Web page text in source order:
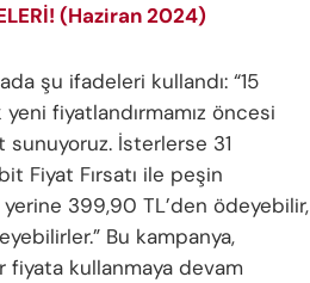
(Haziran 2024)
şu ifadeleri kullandı: “15
fiyatlandırmamız öncesi
sunuyoruz. İsterlerse 31
Fiyat Fırsatı ile peşin
399,90 TL’den ödeyebilir,
Bu kampanya,
fiyata kullanmaya devam